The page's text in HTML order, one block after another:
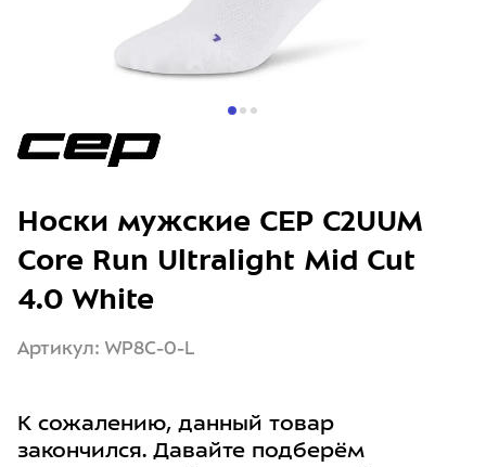
Носки мужские CEP C2UUM
Core Run Ultralight Mid Cut
4.0 White
Артикул: WP8C-0-L
К сожалению, данный товар
закончился. Давайте подберём